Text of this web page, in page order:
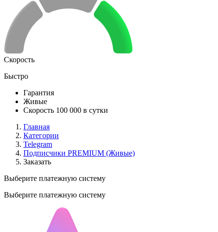
Скорость
Быстро
Гарантия
Живые
Скорость 100 000 в сутки
Главная
Категории
Telegram
Подписчики PREMIUM (Живые)
Заказать
Выберите платежную систему
Выберите платежную систему